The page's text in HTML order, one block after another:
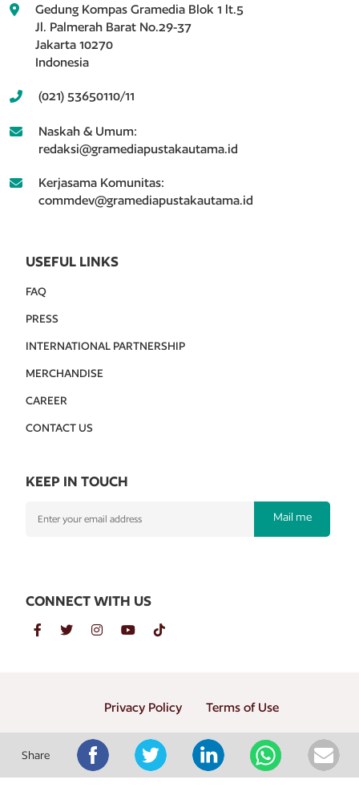
Share
Gedung Kompas Gramedia Blok 1 lt.5
Jl. Palmerah Barat No.29-37
Jakarta 10270
Indonesia
(021) 53650110/11
Naskah & Umum:
redaksi@gramediapustakautama.id
Kerjasama Komunitas:
commdev@gramediapustakautama.id
USEFUL LINKS
FAQ
PRESS
INTERNATIONAL PARTNERSHIP
MERCHANDISE
CAREER
CONTACT US
KEEP IN TOUCH
Mail me
CONNECT WITH US
Copyright © 2026 PT. Gramedia Penerbit Buku Utama
Privacy Policy Terms of Use